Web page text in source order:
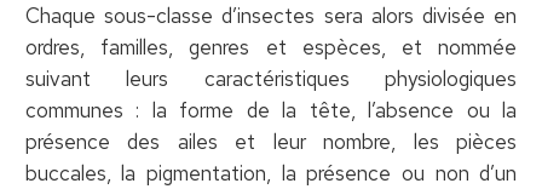
Chaque sous-classe d’insectes sera alors divisée en
ordres, familles, genres et espèces, et nommée
suivant leurs caractéristiques physiologiques
communes : la forme de la tête, l’absence ou la
présence des ailes et leur nombre, les pièces
buccales, la pigmentation, la présence ou non d’un